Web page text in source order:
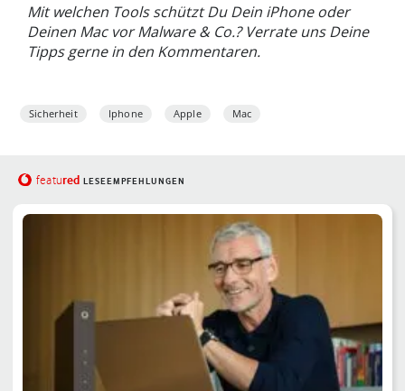
Mit welchen Tools schützt Du Dein iPhone oder
Deinen Mac vor Malware & Co.? Verrate uns Deine
Tipps gerne in den Kommentaren.
Sicherheit Iphone Apple Mac
featured LESEEMPFEHLUNGEN